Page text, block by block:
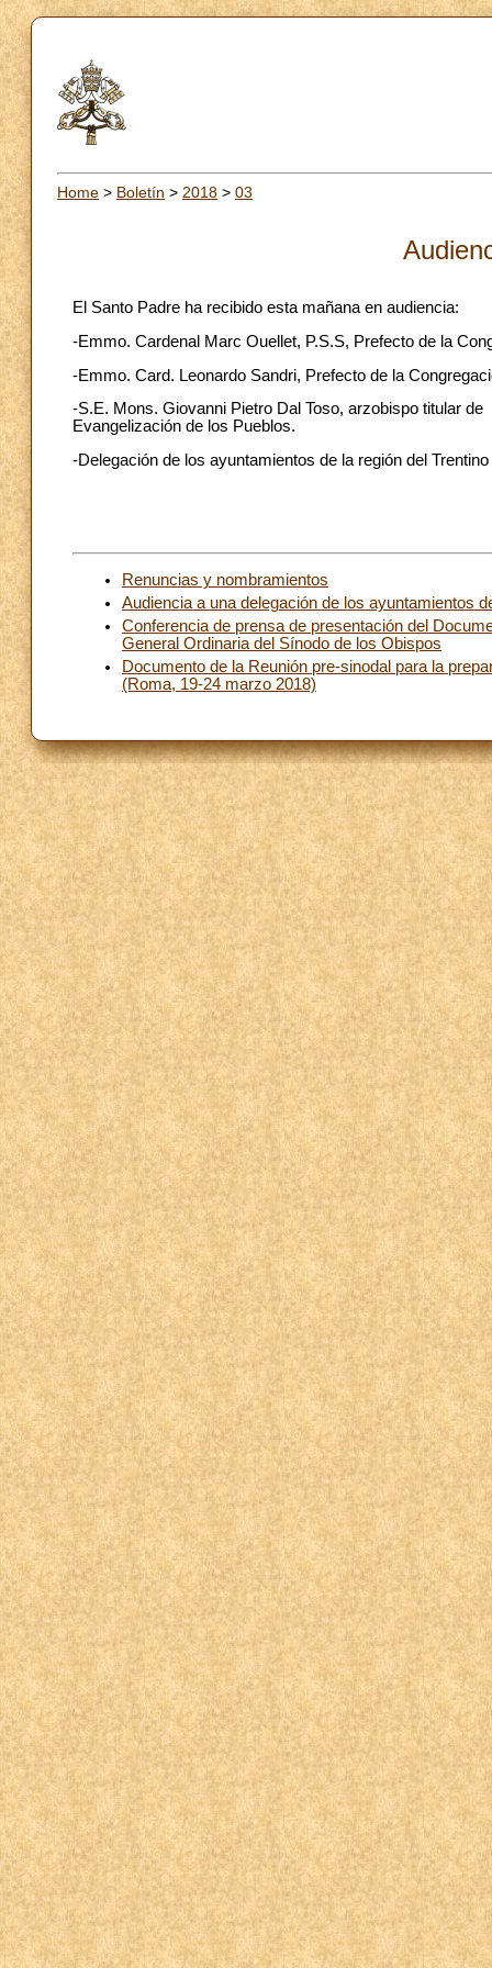
Home > Boletín > 2018 > 03
El Santo Padre ha recibido esta mañana en audiencia:
-Emmo. Cardenal Marc Ouellet, P.S.S, Prefecto de la
-Emmo. Card. Leonardo Sandri, Prefecto de la
-S.E. Mons. Giovanni Pietro Dal Toso, arzobispo titular
Evangelización de los Pueblos.
-Delegación de los ayuntamientos de la región del
Renuncias y nombramientos
Audiencia a una delegación de los ayuntamientos
Conferencia de prensa de presentación del
General Ordinaria del Sínodo de los Obispos
Documento de la Reunión pre-sinodal para la
(Roma, 19-24 marzo 2018)